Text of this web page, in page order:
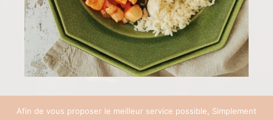
Afin de vous proposer le meilleur service possible, Simplement